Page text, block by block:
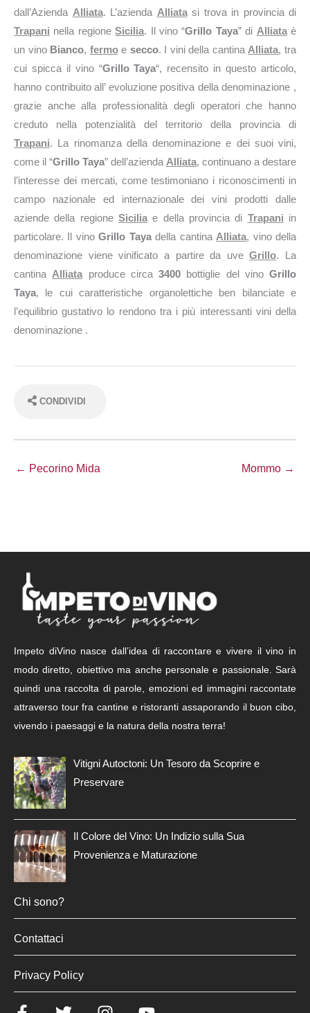
dall’Azienda Alliata. L’azienda Alliatasi trova in provincia di
Trapani nella regioneSicilia. Il vino “Grillo Taya” di Alliataè
un vino Bianco, fermoe secco. I vini della cantina Alliata, tra
cui spicca il vino “Grillo Taya“, recensito in questo articolo,
hanno contribuito all’ evoluzione positiva della denominazione ,
grazie anche alla professionalità degli operatori che hanno
creduto nella potenzialità del territorio della provincia di
Trapani. La rinomanza della denominazione e dei suoi vini,
come il “Grillo Taya” dell’azienda Alliata, continuano a destare
l’interesse dei mercati, come testimoniano i riconoscimenti in
campo nazionale ed internazionale dei vini prodotti dalle
aziende della regione Sicilia e della provincia di Trapani in
particolare. Il vinoGrillo Tayadella cantina Alliata, vino della
denominazione viene vinificato a partire da uveGrillo. La
cantina Alliata produce circa 3400 bottiglie del vino Grillo
Taya, le cui caratteristiche organolettiche ben bilanciate e
l’equilibrio gustativo lo rendono tra i più interessanti vini della
denominazione .
CONDIVIDI
← Pecorino Mida Mommo →
Impeto diVino nasce dall’idea di raccontare e vivere il vino in
modo diretto, obiettivo ma anche personale e passionale. Sarà
quindi una raccolta di parole, emozioni ed immagini raccontate
attraverso tour fra cantine e ristoranti assaporando il buon cibo,
vivendo i paesaggi e la natura della nostra terra!
Vitigni Autoctoni: Un Tesoro da Scoprire e
Preservare
Il Colore del Vino: Un Indizio sulla Sua
Provenienza e Maturazione
Chi sono?
Contattaci
Privacy Policy